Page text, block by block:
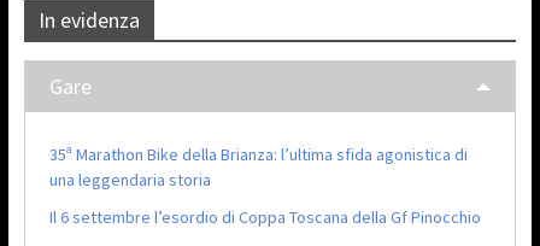
In evidenza
Gare
35ª Marathon Bike della Brianza: l’ultima sfida agonistica di
una leggendaria storia
Il 6 settembre l’esordio di Coppa Toscana della Gf Pinocchio